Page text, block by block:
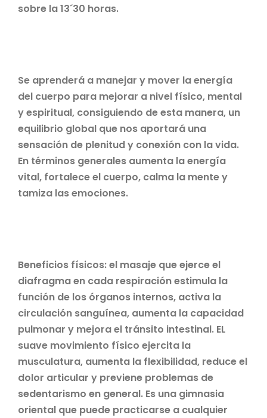
sobre la 13´30 horas.
Se aprenderá a manejar y mover la energía
del cuerpo para mejorar a nivel físico, mental
y espiritual, consiguiendo de esta manera, un
equilibrio global que nos aportará una
sensación de plenitud y conexión con la vida.
En términos generales aumenta la energía
vital, fortalece el cuerpo, calma la mente y
tamiza las emociones.
Beneficios físicos: el masaje que ejerce el
diafragma en cada respiración estimula la
función de los órganos internos, activa la
circulación sanguínea, aumenta la capacidad
pulmonar y mejora el tránsito intestinal. EL
suave movimiento físico ejercita la
musculatura, aumenta la flexibilidad, reduce el
dolor articular y previene problemas de
sedentarismo en general. Es una gimnasia
oriental que puede practicarse a cualquier